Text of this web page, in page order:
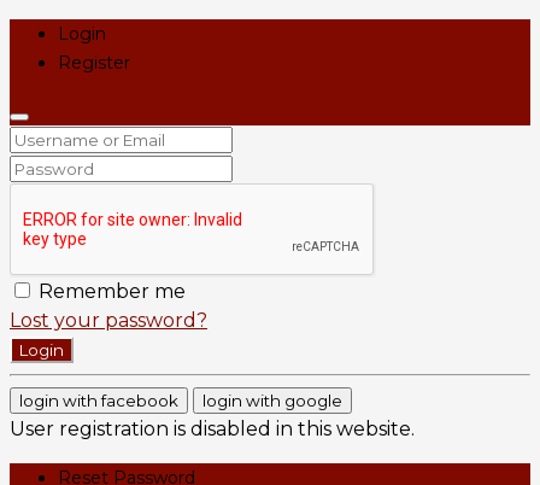
Login
Register
Remember me
Lost your password?
Login
login with facebook login with google
User registration is disabled in this website.
Reset Password